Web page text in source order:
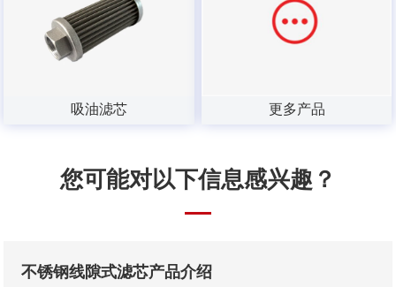
吸油滤芯 更多产品
您可能对以下信息感兴趣？
不锈钢线隙式滤芯产品介绍